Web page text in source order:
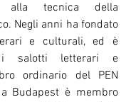
alla tecnica della
Negli anni ha fondato
e culturali, ed è
di salotti letterari e
ordinario del PEN
Budapest è membro